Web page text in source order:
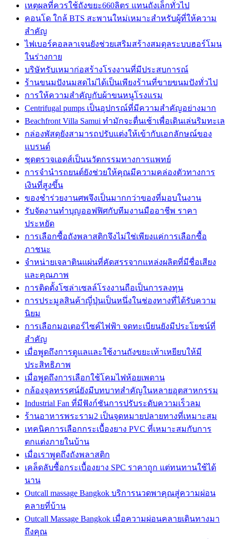
เหตุผลที่ควรใช้ถังขยะ660ลิตร แทนถังเล็กทั่วไป
คอนโด ใกล้ BTS สะพานใหม่เหมาะสำหรับผู้ที่ให้ความ
สำคัญ
ไฟเบอร์คอลลาเจนยังช่วยเสริมสร้างสมดุลระบบฮอร์โมน
ในร่างกาย
บริษัทรับเหมาก่อสร้างโรงงานที่มีประสบการณ์
ร้านขนมปังนมสดไม่ได้เป็นเพียงร้านที่ขายขนมปังทั่วไป
การให้ความสำคัญกับผ้าขนหนูโรงแรม
Centrifugal pumps เป็นอุปกรณ์ที่มีความสำคัญอย่างมาก
Beachfront Villa Samui ทำมักจะตื่นเช้าเพื่อเดินเล่นริมทะเล
กล่องพัสดุยังสามารถปรับแต่งให้เข้ากับเอกลักษณ์ของ
แบรนด์
ชุดตรวจเอดส์เป็นนวัตกรรมทางการแพทย์
การจำนำรถยนต์ยังช่วยให้คุณมีความคล่องตัวทางการ
เงินที่สูงขึ้น
ของชำร่วยงานศพจึงเป็นมากกว่าของที่มอบในงาน
รับจัดงานทำบุญออฟฟิศกับทีมงานมืออาชีพ ราคา
ประหยัด
การเลือกซื้อถังพลาสติกจึงไม่ใช่เพียงแค่การเลือกซื้อ
ภาชนะ
จำหน่ายเจลาตินแผ่นที่คัดสรรจากแหล่งผลิตที่มีชื่อเสียง
และคุณภาพ
การติดตั้งโซล่าเซลล์โรงงานถือเป็นการลงทุน
การประมูลสินค้าญี่ปุ่นเป็นหนึ่งในช่องทางที่ได้รับความ
นิยม
การเลือกมอเตอร์ไซค์ไฟฟ้า จดทะเบียนยังมีประโยชน์ที่
สำคัญ
เมื่อพูดถึงการดูแลและใช้งานถังขยะเท้าเหยียบให้มี
ประสิทธิภาพ
เมื่อพูดถึงการเลือกใช้โคมไฟห้อยเพดาน
กล้องจุลทรรศน์ยังมีบทบาทสำคัญในหลายอุตสาหกรรม
Industrial Fan ที่มีฟังก์ชันการปรับระดับความเร็วลม
ร้านอาหารพระราม2 เป็นจุดหมายปลายทางที่เหมาะสม
เทคนิคการเลือกกระเบื้องยาง PVC ที่เหมาะสมกับการ
ตกแต่งภายในบ้าน
เมื่อเราพูดถึงถังพลาสติก
เคล็ดลับซื้อกระเบื้องยาง SPC ราคาถูก แต่ทนทานใช้ได้
นาน
Outcall massage Bangkok บริการนวดพาคุณสู่ความผ่อน
คลายที่บ้าน
Outcall Massage Bangkok เมื่อความผ่อนคลายเดินทางมา
ถึงคุณ